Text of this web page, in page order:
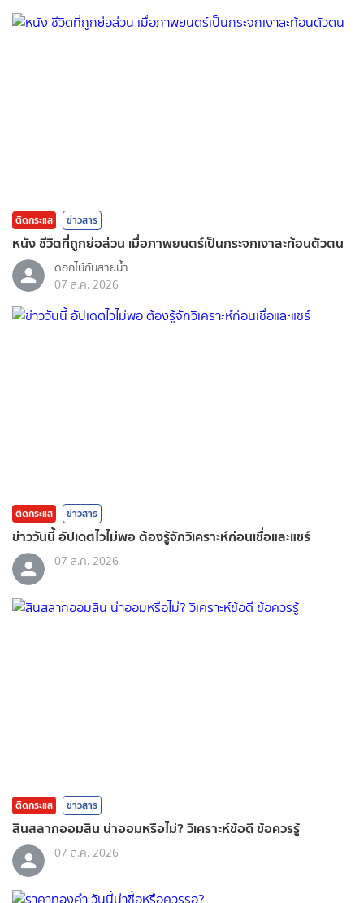
ติดกระแส ข่าวสาร
หนัง ชีวิตที่ถูกย่อส่วน เมื่อภาพยนตร์เป็นกระจกเงาสะท้อนตัวตน
ดอกไม้กับสายน้ำ
07 ส.ค. 2026
ติดกระแส ข่าวสาร
ข่าววันนี้ อัปเดตไวไม่พอ ต้องรู้จักวิเคราะห์ก่อนเชื่อและแชร์
07 ส.ค. 2026
ติดกระแส ข่าวสาร
สินสลากออมสิน น่าออมหรือไม่? วิเคราะห์ข้อดี ข้อควรรู้
07 ส.ค. 2026